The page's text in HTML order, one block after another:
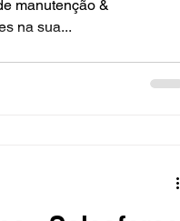
manutenção &
na sua...